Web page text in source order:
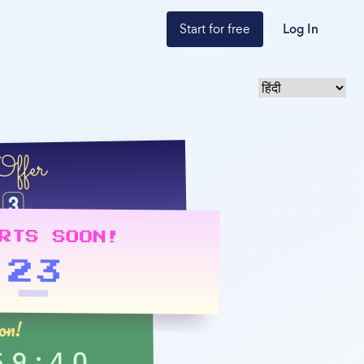
Start for free Log In